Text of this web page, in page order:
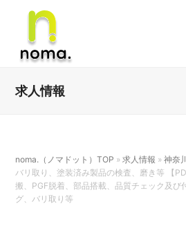
求人情報
noma.（ノマドット）TOP »求人情報 »神奈
バリ取り、塗装済み製品の検査、磨き等 【
搬、PGF脱着、部品搭載、品質チェック及び
グ、バリ取り等